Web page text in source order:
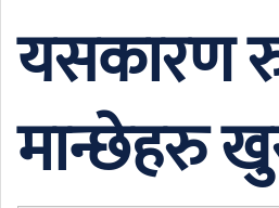
यसकारण
मान्छेहरु